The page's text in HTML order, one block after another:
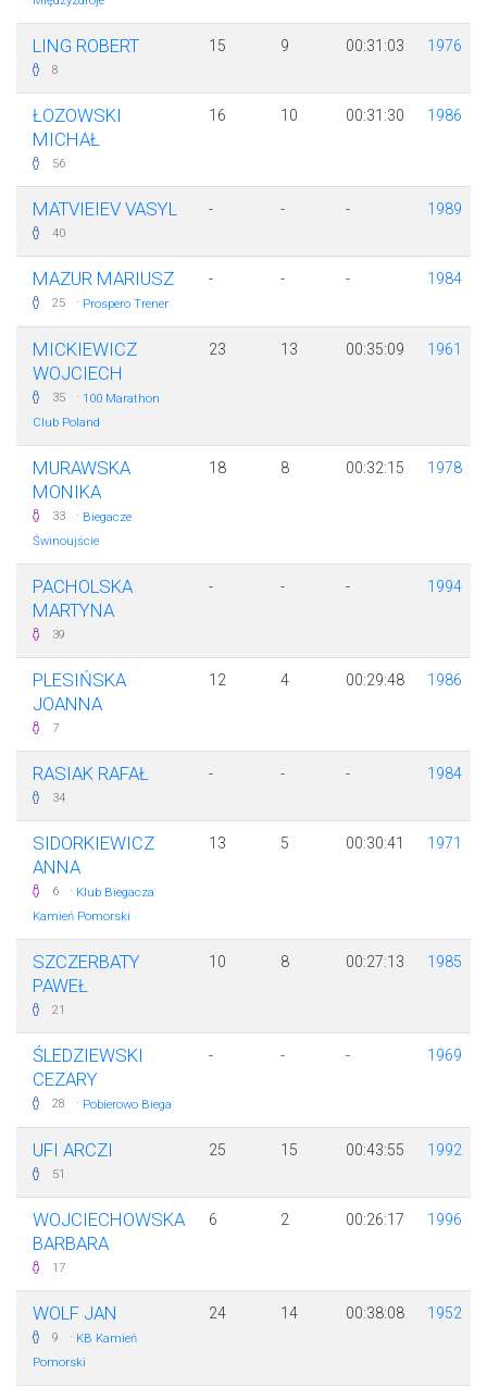
LING ROBERT
8
15 9 00:31:03 1976
ŁOZOWSKI
MICHAŁ
56
16 10 00:31:30 1986
MATVIEIEV VASYL
40
- - - 1989
MAZUR MARIUSZ
25 · Prospero Trener
- - - 1984
MICKIEWICZ
WOJCIECH
35 · 100 Marathon
Club Poland
23 13 00:35:09 1961
MURAWSKA
MONIKA
33 · Biegacze
Świnoujście
18 8 00:32:15 1978
PACHOLSKA
MARTYNA
39
- - - 1994
PLESIŃSKA
JOANNA
7
12 4 00:29:48 1986
RASIAK RAFAŁ
34
- - - 1984
SIDORKIEWICZ
ANNA
6 · Klub Biegacza
Kamień Pomorski
13 5 00:30:41 1971
SZCZERBATY
PAWEŁ
21
10 8 00:27:13 1985
ŚLEDZIEWSKI
CEZARY
28 · Pobierowo Biega
- - - 1969
UFI ARCZI
51
25 15 00:43:55 1992
WOJCIECHOWSKA
BARBARA
17
6 2 00:26:17 1996
WOLF JAN
9 · KB Kamień
Pomorski
24 14 00:38:08 1952